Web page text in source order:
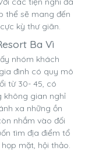
thể sẽ mang đến
kỳ thư giãn.
Ba Vì
nhóm khách
đình có quy mô
từ 30- 45, có
không gian nghỉ
xa những ồn
nhắm vào đối
tìm địa điểm tổ
mặt, hội thảo.